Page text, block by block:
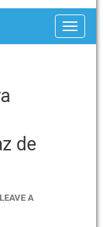
de
LEAVE A